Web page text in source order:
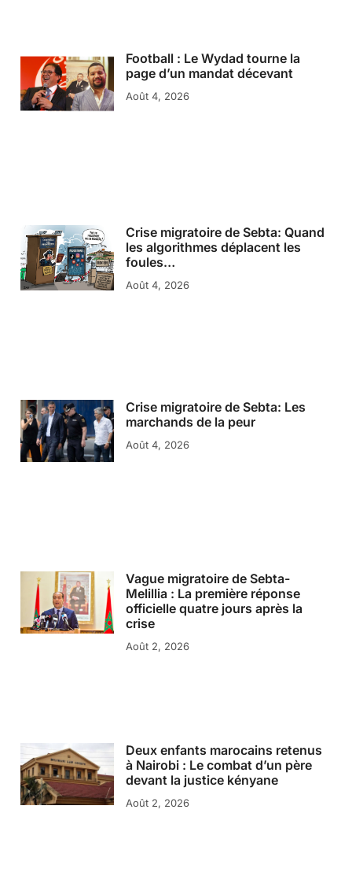
Football : Le Wydad tourne la
page d’un mandat décevant
Août 4, 2026
Crise migratoire de Sebta: Quand
les algorithmes déplacent les
foules…
Août 4, 2026
Crise migratoire de Sebta: Les
marchands de la peur
Août 4, 2026
Vague migratoire de Sebta-
Melillia : La première réponse
officielle quatre jours après la
crise
Août 2, 2026
Deux enfants marocains retenus
à Nairobi : Le combat d’un père
devant la justice kényane
Août 2, 2026